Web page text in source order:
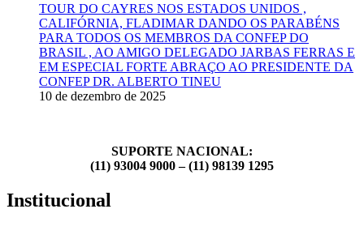
TOUR DO CAYRES NOS ESTADOS UNIDOS ,
CALIFÓRNIA, FLADIMAR DANDO OS PARABÉNS
PARA TODOS OS MEMBROS DA CONFEP DO
BRASIL , AO AMIGO DELEGADO JARBAS FERRAS E
EM ESPECIAL FORTE ABRAÇO AO PRESIDENTE DA
CONFEP DR. ALBERTO TINEU
10 de dezembro de 2025
SUPORTE NACIONAL:
(11) 93004 9000 – (11) 98139 1295
Institucional